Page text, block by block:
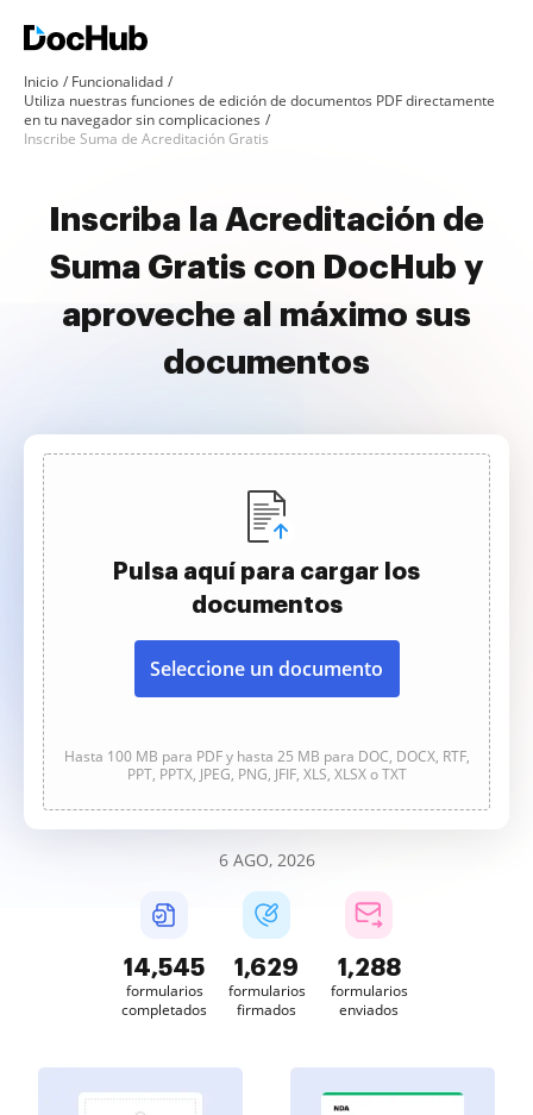
Inicio
Funcionalidad
Utiliza nuestras funciones de edición de documentos PDF directamente
en tu navegador sin complicaciones
Inscribe Suma de Acreditación Gratis
Inscriba la Acreditación de
Suma Gratis con DocHub y
aproveche al máximo sus
documentos
Pulsa aquí para cargar los
documentos
Seleccione un documento
Hasta 100 MB para PDF y hasta 25 MB para DOC, DOCX, RTF,
PPT, PPTX, JPEG, PNG, JFIF, XLS, XLSX o TXT
6 AGO, 2026
14,546
formularios
completados
1,630
formularios
firmados
1,288
formularios
enviados